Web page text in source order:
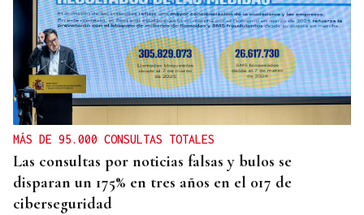
MÁS DE 95.000 CONSULTAS TOTALES
Las consultas por noticias falsas y bulos se
disparan un 175% en tres años en el 017 de
ciberseguridad